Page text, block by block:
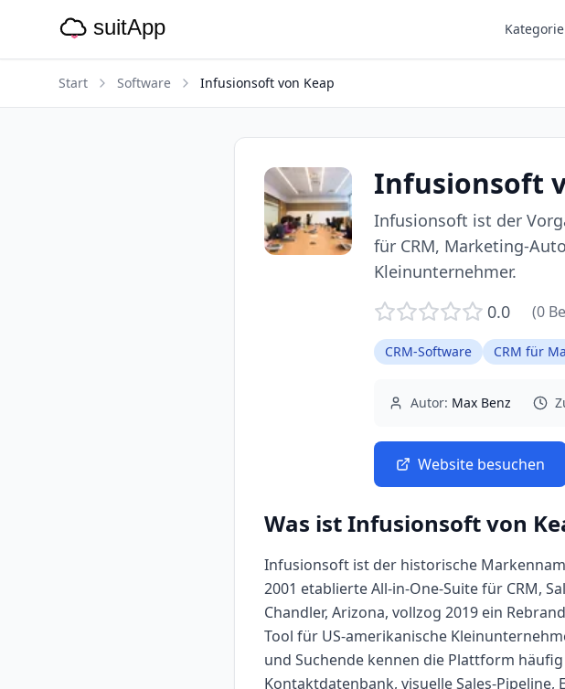
Start Software Infusionsoft von Keap
Infusionsoft
Infusionsoft ist der
für CRM, Marketing-
Kleinunternehmer.
0.0
(0
CRM-Software CRM für
Autor: Max Benz
Website besuchen
Was istInfusionsoft von
Infusionsoft ist der historische
2001 etablierte All-in-One-Suite für CRM,
Chandler, Arizona, vollzog 2019 ein
Tool für US-amerikanische
und Suchende kennen die Plattform
Kontaktdatenbank, visuelle Sales-Pipeline,